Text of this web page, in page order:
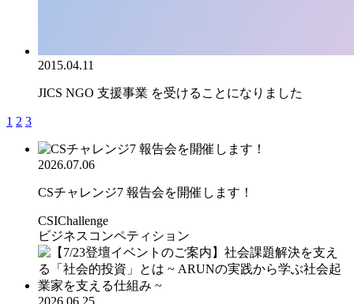
2015.04.11
JICS NGO 支援事業 を受けることになりました
1 2 3
2026.07.06
CSチャレンジ7 報告会を開催します！
CSIChallenge
ビジネスコンペティション
2026.06.25